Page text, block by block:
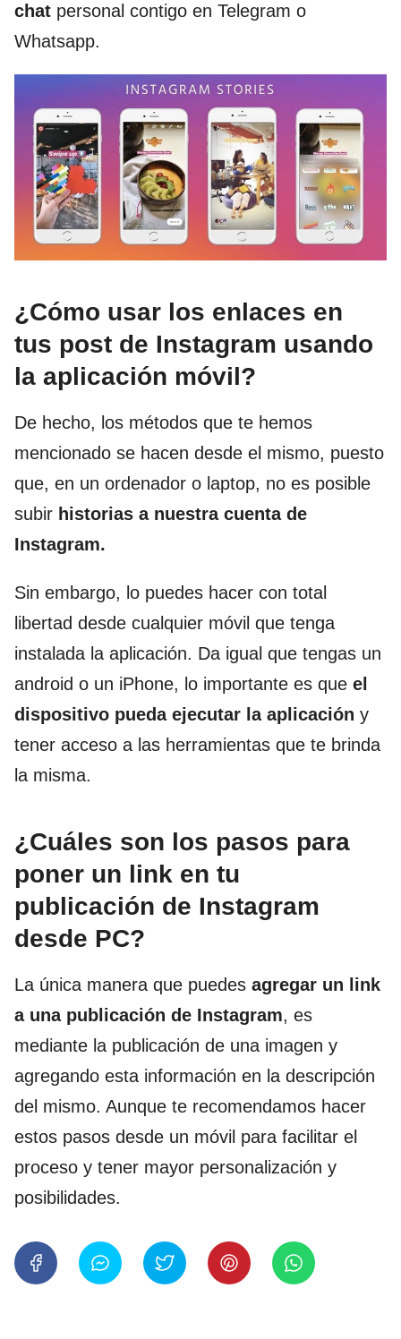
chat personal contigo en Telegram o
Whatsapp.
¿Cómo usar los enlaces en
tus post de Instagram usando
la aplicación móvil?
De hecho, los métodos que te hemos
mencionado se hacen desde el mismo, puesto
que, en un ordenador o laptop, no es posible
subir historias a nuestra cuenta de
Instagram.
Sin embargo, lo puedes hacer con total
libertad desde cualquier móvil que tenga
instalada la aplicación. Da igual que tengas un
android o un iPhone, lo importante es que el
dispositivo pueda ejecutar la aplicación y
tener acceso a las herramientas que te brinda
la misma.
¿Cuáles son los pasos para
poner un link en tu
publicación de Instagram
desde PC?
La única manera que puedes agregar un link
a una publicación de Instagram, es
mediante la publicación de una imagen y
agregando esta información en la descripción
del mismo. Aunque te recomendamos hacer
estos pasos desde un móvil para facilitar el
proceso y tener mayor personalización y
posibilidades.